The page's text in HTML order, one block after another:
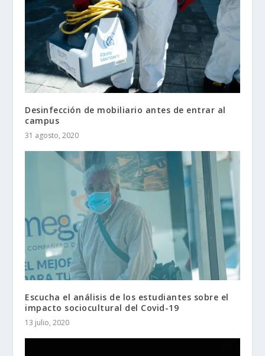
Desinfección de mobiliario antes de entrar al
campus
31 agosto, 2020
Escucha el análisis de los estudiantes sobre el
impacto sociocultural del Covid-19
13 julio, 2020